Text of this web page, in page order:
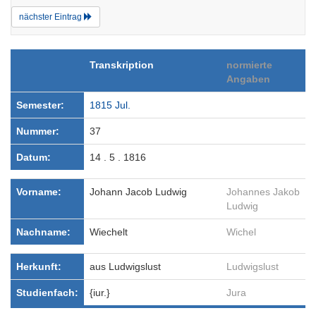
nächster Eintrag
Transkription
normierte
Angaben
Semester: 1815 Jul.
Nummer: 37
Datum: 14 . 5 . 1816
Vorname: Johann Jacob Ludwig
Johannes Jakob
Ludwig
Nachname: Wiechelt Wichel
Herkunft: aus Ludwigslust Ludwigslust
Studienfach: {iur.} Jura